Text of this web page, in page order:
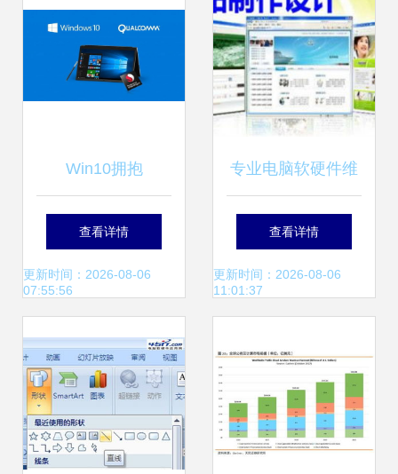
计算新纪元
Win10拥抱
Android，微软这次
要动真格了
查看详情
更新时间：2026-08-06
07:55:56
专业电脑软硬件维
护服务｜广州市锐
讯信息技术公司助
查看详情
更新时间：2026-08-06
11:01:37